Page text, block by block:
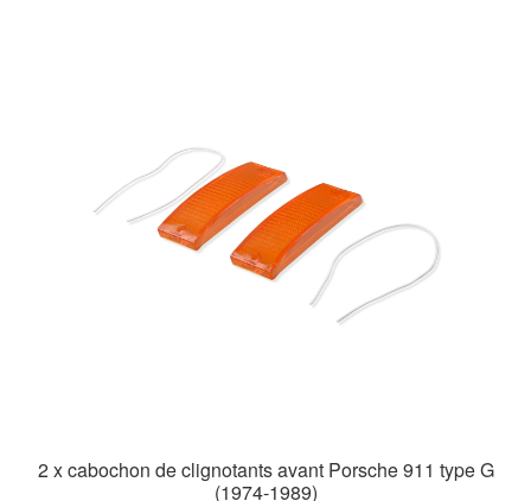
2 x cabochon de clignotants avant Porsche 911 type G
(1974-1989)